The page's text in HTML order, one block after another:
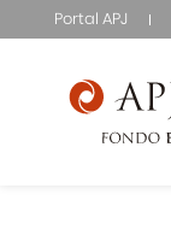
Portal APJ